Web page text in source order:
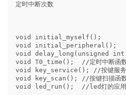
定时中断次数
void initial_myself();
void initial_peripheral();
void delay_long(unsigned
void T0_time();  //定时中断函
void key_service(); //按键服务
void key_scan(); //按键扫描函数
void led_run();  //led灯的应用